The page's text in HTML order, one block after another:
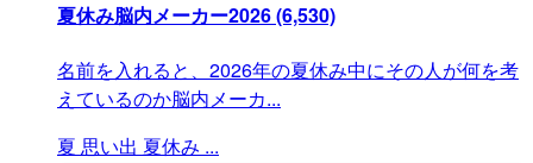
夏休み脳内メーカー2026(6,530)
名前を入れると、2026年の夏休み中にその人が何を考
えているのか脳内メーカ...
夏 思い出 夏休み ...